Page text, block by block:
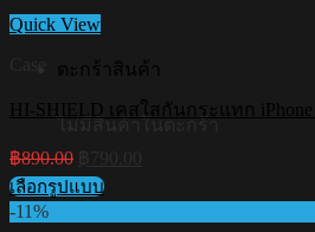
ตะกร้าสินค้า
ไม่มีสินค้าในตะกร้า
Quick View
HI-SHIELD เคสใสกันกระแทก iPhone
฿890.00
price
was:
฿890.00.฿790.00.
เลือกรูปแบบ
This
-11%